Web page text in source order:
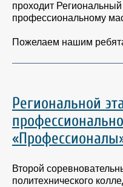
проходит
профессиональному
Пожелаем нашим
Региональной
Второй
политехнического